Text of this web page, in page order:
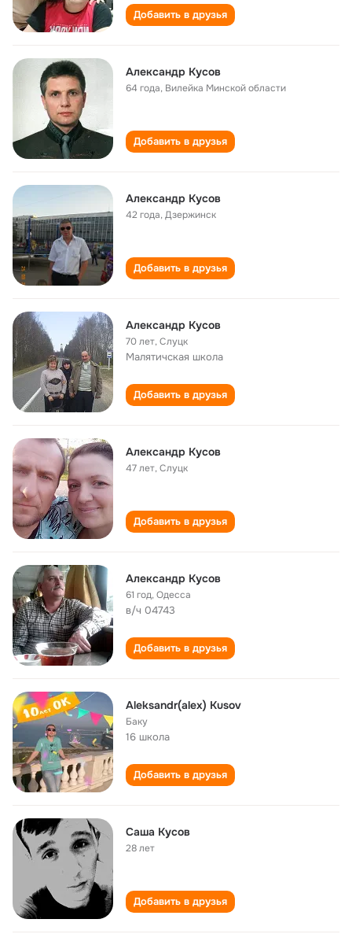
Добавить в друзья
Александр Кусов
64 года, Вилейка Минской области
Добавить в друзья
Александр Кусов
42 года,Дзержинск
Добавить в друзья
Александр Кусов
70 лет,Слуцк
Малятичская школа
Добавить в друзья
Александр Кусов
47 лет,Слуцк
Добавить в друзья
Александр Кусов
61 год,Одесса
в/ч 04743
Добавить в друзья
Aleksandr(alex) Kusov
Баку
16 школа
Добавить в друзья
Саша Кусов
28 лет
Добавить в друзья